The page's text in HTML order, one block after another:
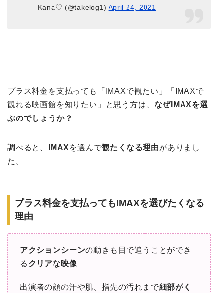
— Kana♡ (@takelog1) April 24, 2021
プラス料金を支払っても「IMAXで観たい」「IMAXで
観れる映画館を知りたい」と思う方は、なぜIMAXを選
ぶのでしょうか？
調べると、 IMAX を選んで観たくなる理由がありまし
た。
プラス料金を支払ってもIMAXを選びたくなる
理由
アクションシーンの動きも目で追うことができ
る クリアな映像
出演者の顔の汗や肌、指先の汚れまで細部がく